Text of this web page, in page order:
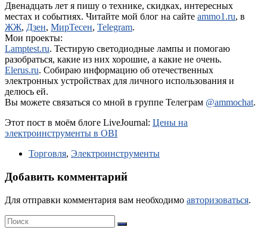
Двенадцать лет я пишу о технике, скидках, интересных
местах и событиях. Читайте мой блог на сайте ammo1.ru, в
ЖЖ, Дзен, МирТесен, Telegram.
Мои проекты:
Lamptest.ru. Тестирую светодиодные лампы и помогаю
разобраться, какие из них хорошие, а какие не очень.
Elerus.ru. Собираю информацию об отечественных
электронных устройствах для личного использования и
делюсь ей.
Вы можете связаться со мной в группе Телеграм @ammochat.
Этот пост в моём блоге LiveJournal: Цены на
электроинструменты в OBI
Торговля, Электроинструменты
Добавить комментарий
Для отправки комментария вам необходимо авторизоваться.